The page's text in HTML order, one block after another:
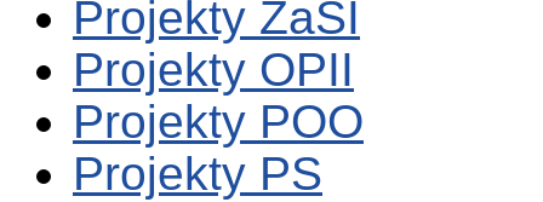
Projekty ZaSI
Projekty OPII
Projekty POO
Projekty PS